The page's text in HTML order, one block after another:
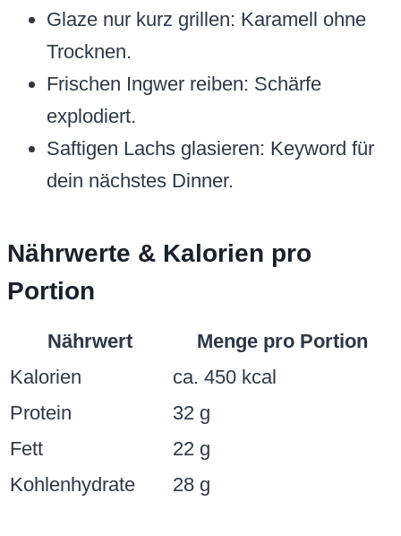
Glaze nur kurz grillen: Karamell ohne
Trocknen.
Frischen Ingwer reiben: Schärfe
explodiert.
Saftigen Lachs glasieren: Keyword für
dein nächstes Dinner.
Nährwerte & Kalorien pro
Portion
Nährwert
Menge pro Portion
Kalorien
ca. 450 kcal
Protein
32 g
Fett
22 g
Kohlenhydrate
28 g